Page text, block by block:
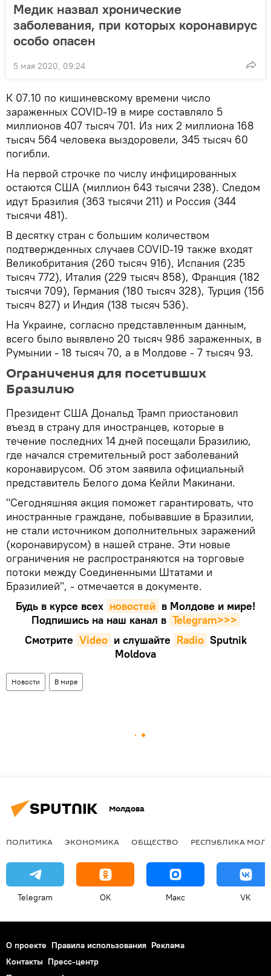
Медик назвал хронические
заболевания, при которых коронавирус
особо опасен
5 мая 2020, 09:24
К 07.10 по кишиневскому времени число
зараженных COVID-19 в мире составляло 5
миллионов 407 тысяч 701. Из них 2 миллиона 168
тысяч 564 человека выздоровели, 345 тысяч 60
погибли.
На первой строчке по числу инфицированных
остаются США (миллион 643 тысячи 238). Следом
идут Бразилия (363 тысячи 211) и Россия (344
тысячи 481).
В десятку стран с большим количеством
подтвержденных случаев COVID-19 также входят
Великобритания (260 тысяч 916), Испания (235
тысяч 772), Италия (229 тысяч 858), Франция (182
тысячи 709), Германия (180 тысяч 328), Турция (156
тысяч 827) и Индия (138 тысяч 536).
На Украине, согласно представленным данным,
всего было выявлено 20 тысяч 986 зараженных, в
Румынии - 18 тысяч 70, а в Молдове - 7 тысяч 93.
Ограничения для посетивших
Бразилию
Президент США Дональд Трамп приостановил
въезд в страну для иностранцев, которые в
течение последних 14 дней посещали Бразилию,
где начался стремительный рост заболеваний
коронавирусом. Об этом заявила официальный
представитель Белого дома Кейли Макинани.
"Сегодняшняя акция поможет гарантировать, что
иностранные граждане, побывавшие в Бразилии,
не стали источником дополнительных заражений
(коронавирусом) в нашей стране. Эти новые
ограничения не распространяются на торговые
потоки между Соединенными Штатами и
Бразилией", - отмечается в документе.
Будь в курсе всех новостей в Молдове и мире!
Подпишись на наш канал в Telegram>>>
Смотрите Video и слушайте Radio Sputnik
Moldova
Новости В мире
Молдова
ПОЛИТИКА ЭКОНОМИКА ОБЩЕСТВО РЕСПУБЛИКА
Telegram OK Макс VK
О проекте Правила использования Реклама
Контакты Пресс-центр